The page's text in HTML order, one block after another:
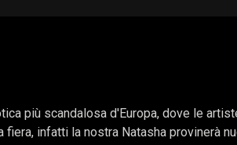
più scandalosa d'Europa, dove le
infatti la nostra Natasha provinerà